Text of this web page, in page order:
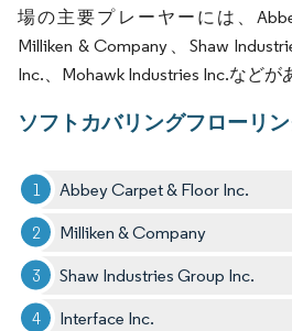
場の主要プレーヤーには、
Milliken & Company、Shaw
Inc.、Mohawk Industries Inc.などが
ソフトカバリングフローリ
Abbey Carpet & Floor Inc.
Milliken & Company
Shaw Industries Group Inc.
Interface Inc.